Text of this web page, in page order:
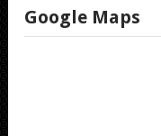
Google Maps